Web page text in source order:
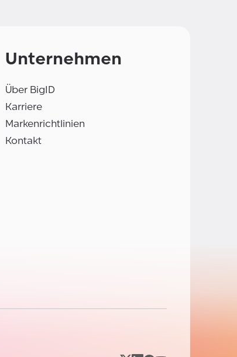
Unternehmen
Über BigID
Karriere
Markenrichtlinien
Kontakt